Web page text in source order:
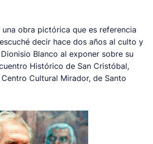
obra pictórica que es referencia
decir hace dos años al culto y
Blanco al exponer sobre su
Histórico de San Cristóbal,
Cultural Mirador, de Santo